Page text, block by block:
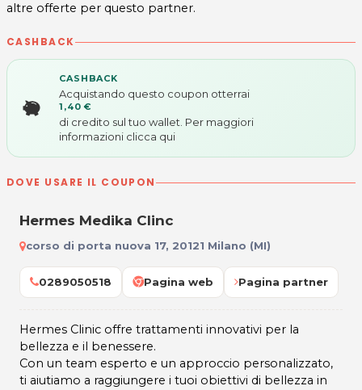
altre offerte per questo partner.
CASHBACK
CASHBACK
Acquistando questo coupon otterrai
1,40 €
di credito sul tuo wallet. Per maggiori
informazioni clicca qui
DOVE USARE IL COUPON
Hermes Medika Clinc
corso di porta nuova 17, 20121 Milano (MI)
0289050518 Pagina web Pagina partner
Hermes Clinic offre trattamenti innovativi per la
bellezza e il benessere.
Con un team esperto e un approccio personalizzato,
ti aiutiamo a raggiungere i tuoi obiettivi di bellezza in